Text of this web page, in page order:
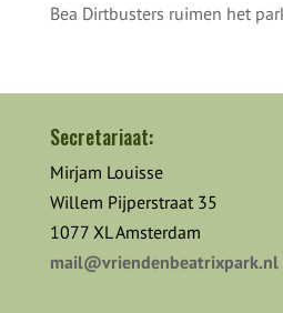
Bea Dirtbusters ruimen het
Secretariaat:
Mirjam Louisse
Willem Pijperstraat 35
1077 XL Amsterdam
mail@vriendenbeatrixpark.nl